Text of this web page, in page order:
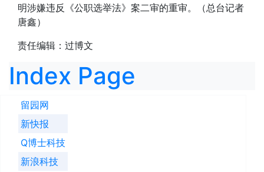
明涉嫌违反《公职选举法》案二审的重审。（总台记者
唐鑫）
责任编辑：过博文
Index Page
留园网
新快报
Q博士科技
新浪科技